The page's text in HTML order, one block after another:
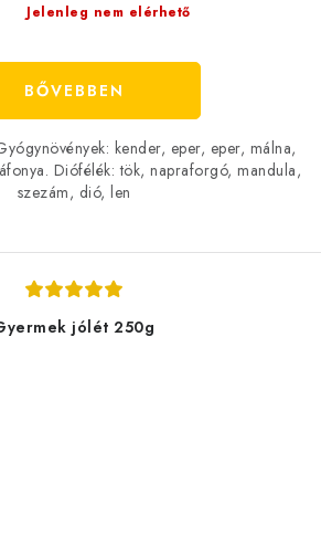
Jelenleg nem elérhető
BŐVEBBEN
kender, eper, eper, málna,
Diófélék: tök, napraforgó, mandula,
szezám, dió, len
jólét 250g